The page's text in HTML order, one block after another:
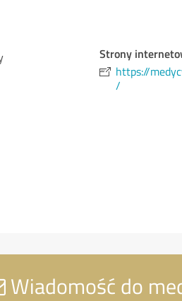
Strony
https://
/
Wiadomość do